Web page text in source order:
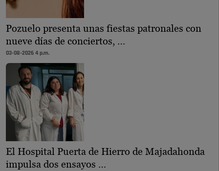
Pozuelo presenta unas fiestas patronales con
nueve días de conciertos, …
03-08-2026 4 p.m.
El Hospital Puerta de Hierro de Majadahonda
impulsa dos ensayos …